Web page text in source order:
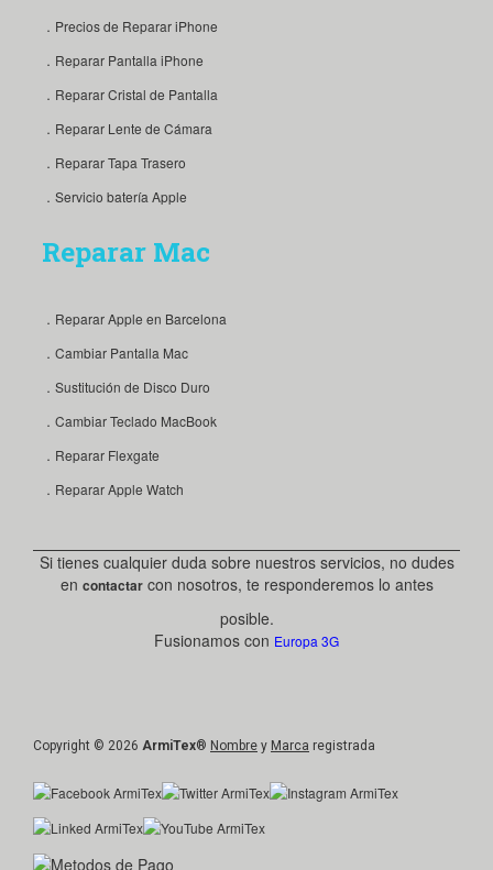
．Precios de Reparar iPhone
．Reparar Pantalla iPhone
．Reparar Cristal de Pantalla
．Reparar Lente de Cámara
．Reparar Tapa Trasero
．Servicio batería Apple
Reparar Mac
．Reparar Apple en Barcelona
．Cambiar Pantalla Mac
．Sustitución de Disco Duro
．Cambiar Teclado MacBook
．Reparar Flexgate
．Reparar Apple Watch
Si tienes cualquier duda sobre nuestros servicios, no dudes
en contactarcon nosotros, te responderemos lo antes
posible.
Fusionamos con Europa 3G
Copyright © 2026 ArmiTex® Nombre y Marca registrada